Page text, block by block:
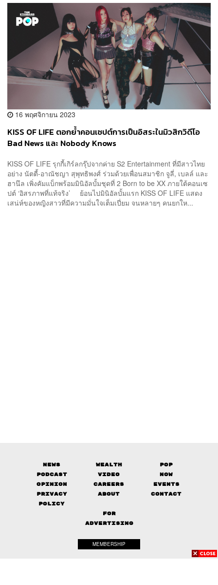
16 พฤศจิกายน 2023
KISS OF LIFE ตอกย้ำคอนเซปต์การเป็นอิสระในมิวสิกวิดีโอ
Bad News และ Nobody Knows
KISS OF LIFE รุกกี้เกิร์ลกรุ๊ปจากค่าย S2 Entertainment ที่มีสาวไทย
อย่าง นัตตี้-อาณัชญา สุพุทธิพงศ์ ร่วมด้วยเพื่อนสมาชิก จูลี่, เบลล์ และ
ฮานึล เพิ่งคัมแบ็กพร้อมมินิอัลบั้มชุดที่ 2 Born to be XX ภายใต้คอนเซ
ปต์ ‘อิสรภาพที่แท้จริง’ ย้อนไปมินิอัลบั้มแรก KISS OF LIFE แสดง
เสน่ห์ของหญิงสาวที่มีความมั่นใจเต็มเปี่ยม จนหลายๆ คนยกให...
News Wealth
Pop
Podcast
Video
Now
Opinion
Careers
Events
Privacy
Policy
About Contact
FOR
ADVERTISING
MEMBERSHIP